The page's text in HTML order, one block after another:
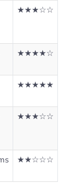
★★★☆☆
★★★★☆
★★★★★
★★★☆☆
★★☆☆☆